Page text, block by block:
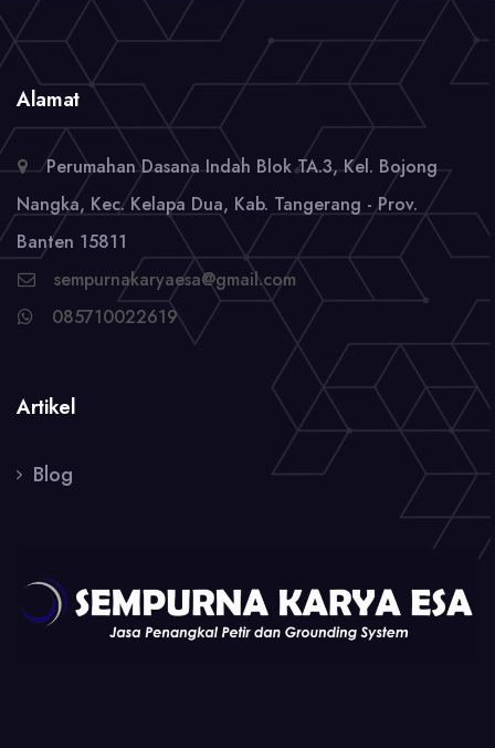
Alamat
Perumahan Dasana Indah Blok TA.3, Kel. Bojong
Nangka, Kec. Kelapa Dua, Kab. Tangerang - Prov.
Banten 15811
sempurnakaryaesa@gmail.com
085710022619
Artikel
Blog